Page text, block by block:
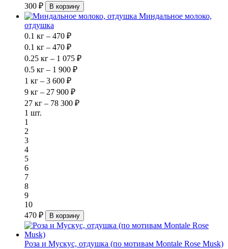
300 ₽
В корзину
Миндальное молоко,
отдушка
0.1 кг – 470 ₽
0.1 кг – 470 ₽
0.25 кг – 1 075 ₽
0.5 кг – 1 900 ₽
1 кг – 3 600 ₽
9 кг – 27 900 ₽
27 кг – 78 300 ₽
1 шт.
1
2
3
4
5
6
7
8
9
10
470 ₽
В корзину
Роза и Мускус, отдушка (по мотивам Montale Rose Musk)